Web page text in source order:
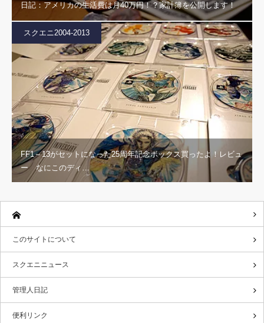
日記：アメリカの生活費は月40万円！？家計簿を公開します！
スクエニ2004-2013
FF1～13がセットになった25周年記念ボックス買ったよ！レビュ
ー なにこのディ…
このサイトについて
スクエニニュース
管理人日記
便利リンク